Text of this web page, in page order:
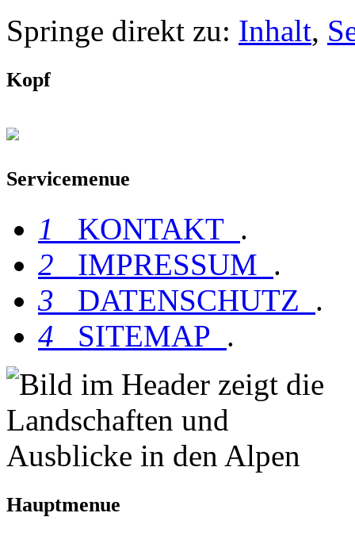
Springe direkt zu: Inhalt,
Kopf
Servicemenue
1 KONTAKT .
2
IMPRESSUM .
3
DATENSCHUTZ .
4
SITEMAP .
Hauptmenue